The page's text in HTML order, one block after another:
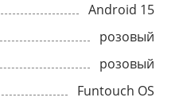
Android 15
розовый
розовый
Funtouch OS